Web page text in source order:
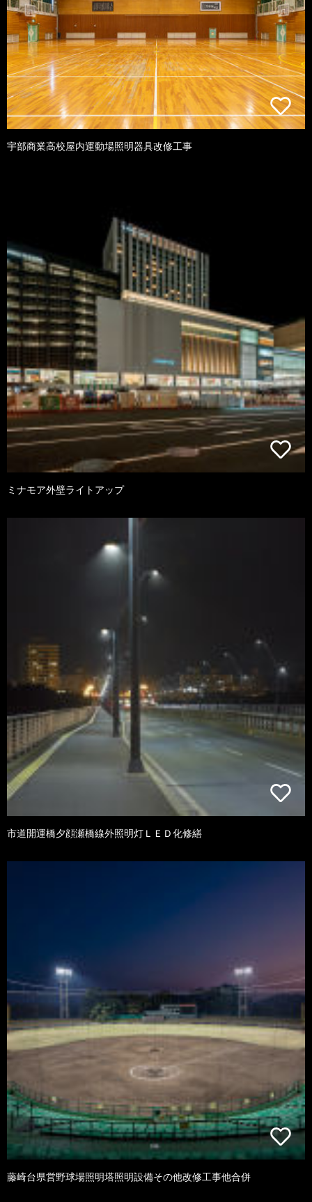
宇部商業高校屋内運動場照明器具改修工事
ミナモア外壁ライトアップ
市道開運橋夕顔瀬橋線外照明灯ＬＥＤ化修繕
藤崎台県営野球場照明塔照明設備その他改修工事他合併